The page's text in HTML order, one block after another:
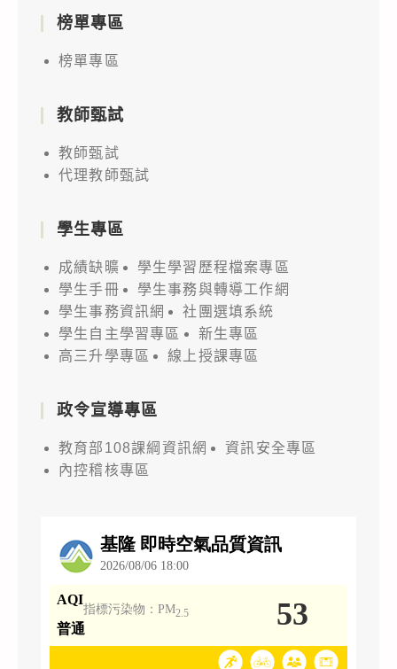
榜單專區
榜單專區
教師甄試
教師甄試
代理教師甄試
學生專區
成績缺曠
學生學習歷程檔案專區
學生手冊
學生事務與轉導工作網
學生事務資訊網
社團選填系統
學生自主學習專區
新生專區
高三升學專區
線上授課專區
政令宣導專區
教育部108課綱資訊網
資訊安全專區
內控稽核專區